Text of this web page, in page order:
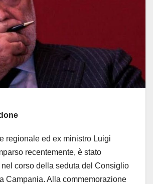
regionale ed ex ministro Luigi
recentemente, è stato
corso della seduta del Consiglio
Campania. Alla commemorazione